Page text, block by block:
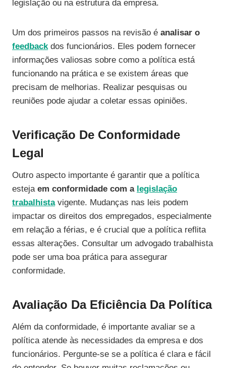
legislação ou na estrutura da empresa.
Um dos primeiros passos na revisão é analisar o
feedbackdos funcionários. Eles podem fornecer
informações valiosas sobre como a política está
funcionando na prática e se existem áreas que
precisam de melhorias. Realizar pesquisas ou
reuniões pode ajudar a coletar essas opiniões.
Verificação De Conformidade
Legal
Outro aspecto importante é garantir que a política
esteja em conformidade com a legislação
trabalhistavigente. Mudanças nas leis podem
impactar os direitos dos empregados, especialmente
em relação a férias, e é crucial que a política reflita
essas alterações. Consultar um advogado trabalhista
pode ser uma boa prática para assegurar
conformidade.
Avaliação Da Eficiência Da Política
Além da conformidade, é importante avaliar se a
política atende às necessidades da empresa e dos
funcionários. Pergunte-se se a política é clara e fácil